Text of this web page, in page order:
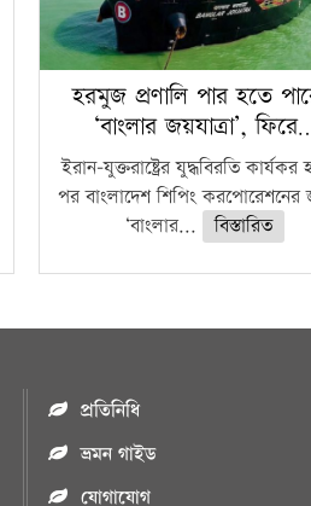
হরমুজ প্রণালি পার হতে
‘বাংলার জয়যাত্রা’,
ইরান-যুক্তরাষ্ট্রের যুদ্ধবিরতি কার্যকর
পর বাংলাদেশ শিপিং করপোরেশনের
‘বাংলার...
বিস্তারিত
প্রতিনিধি
ভ্রমন গাইড
যোগাযোগ